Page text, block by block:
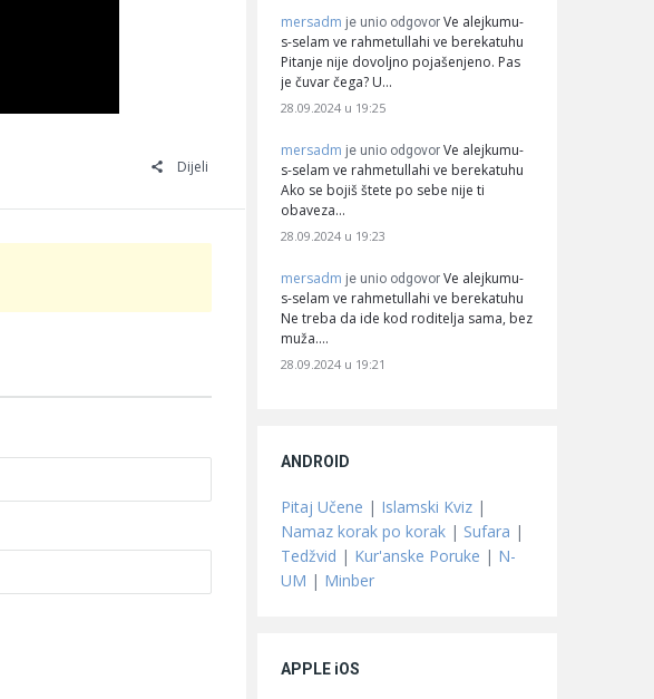
Dijeli
mersadm je unio odgovor Ve alejkumu-
s-selam ve rahmetullahi ve berekatuhu
Pitanje nije dovoljno pojašenjeno. Pas
je čuvar čega? U…
28.09.2024 u 19:25
mersadm je unio odgovor Ve alejkumu-
s-selam ve rahmetullahi ve berekatuhu
Ako se bojiš štete po sebe nije ti
obaveza…
28.09.2024 u 19:23
mersadm je unio odgovor Ve alejkumu-
s-selam ve rahmetullahi ve berekatuhu
Ne treba da ide kod roditelja sama, bez
muža.…
28.09.2024 u 19:21
ANDROID
Pitaj Učene | Islamski Kviz |
Namaz korak po korak | Sufara |
Tedžvid | Kur'anske Poruke | N-
UM | Minber
APPLE iOS